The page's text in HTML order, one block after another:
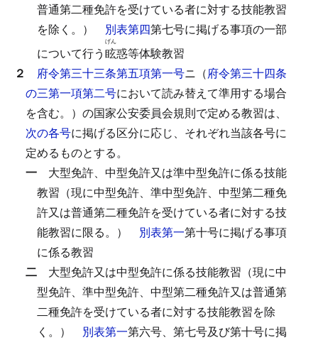
普通第二種免許を受けている者に対する技能教習
を除く。）
別表第四第七号に掲げる事項の一部
について行う眩
げん
惑等体験教習
２ 府令第三十三条第五項第一号ニ（府令第三十四条
の三第一項第二号において読み替えて準用する場合
を含む。）の国家公安委員会規則で定める教習は、
次の各号に掲げる区分に応じ、それぞれ当該各号に
定めるものとする。
一 大型免許、中型免許又は準中型免許に係る技能
教習（現に中型免許、準中型免許、中型第二種免
許又は普通第二種免許を受けている者に対する技
能教習に限る。）
別表第一第十号に掲げる事項
に係る教習
二 大型免許又は中型免許に係る技能教習（現に中
型免許、準中型免許、中型第二種免許又は普通第
二種免許を受けている者に対する技能教習を除
く。）
別表第一第六号、第七号及び第十号に掲